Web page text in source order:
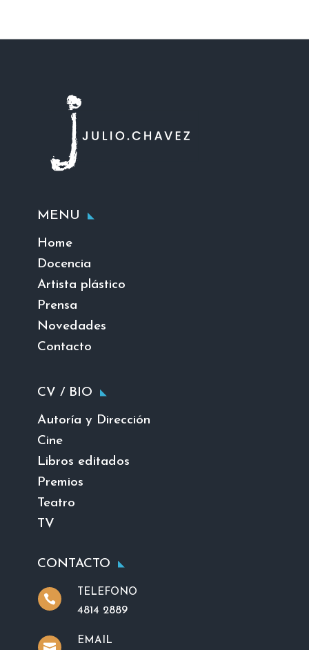
MENU
Home
Docencia
Artista plástico
Prensa
Novedades
Contacto
CV / BIO
Autoría y Dirección
Cine
Libros editados
Premios
Teatro
TV
CONTACTO

TELEFONO
4814 2889

EMAIL